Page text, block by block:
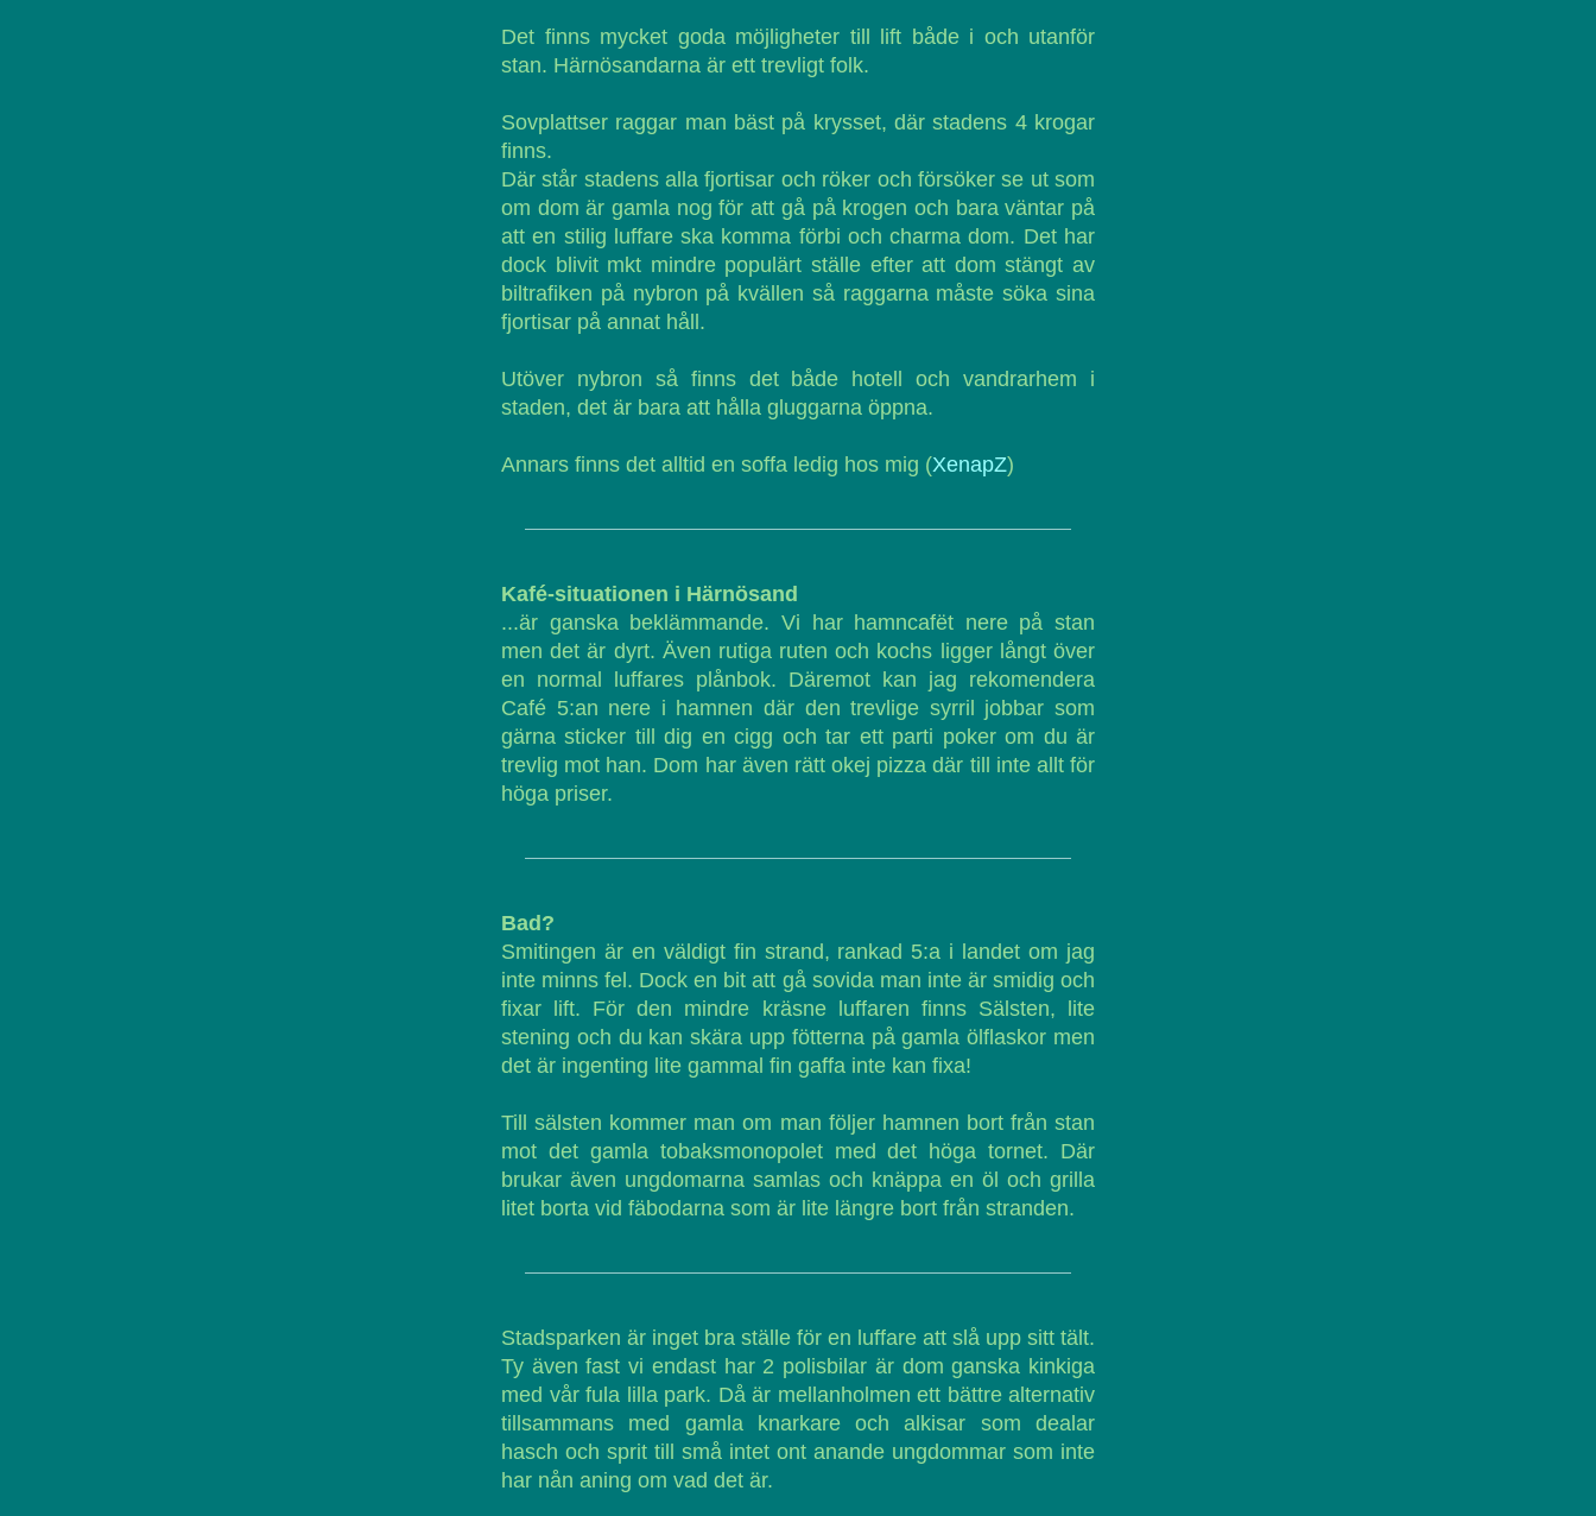
Det finns mycket goda möjligheter till lift både i och utanför
stan. Härnösandarna är ett trevligt folk.
Sovplattser raggar man bäst på krysset, där stadens 4 krogar
finns.
Där står stadens alla fjortisar och röker och försöker se ut som
om dom är gamla nog för att gå på krogen och bara väntar på
att en stilig luffare ska komma förbi och charma dom. Det har
dock blivit mkt mindre populärt ställe efter att dom stängt av
biltrafiken på nybron på kvällen så raggarna måste söka sina
fjortisar på annat håll.
Utöver nybron så finns det både hotell och vandrarhem i
staden, det är bara att hålla gluggarna öppna.
Annars finns det alltid en soffa ledig hos mig (XenapZ)
Kafé-situationen i Härnösand
...är ganska beklämmande. Vi har hamncafët nere på stan
men det är dyrt. Även rutiga ruten och kochs ligger långt över
en normal luffares plånbok. Däremot kan jag rekomendera
Café 5:an nere i hamnen där den trevlige syrril jobbar som
gärna sticker till dig en cigg och tar ett parti poker om du är
trevlig mot han. Dom har även rätt okej pizza där till inte allt för
höga priser.
Bad?
Smitingen är en väldigt fin strand, rankad 5:a i landet om jag
inte minns fel. Dock en bit att gå sovida man inte är smidig och
fixar lift. För den mindre kräsne luffaren finns Sälsten, lite
stening och du kan skära upp fötterna på gamla ölflaskor men
det är ingenting lite gammal fin gaffa inte kan fixa!
Till sälsten kommer man om man följer hamnen bort från stan
mot det gamla tobaksmonopolet med det höga tornet. Där
brukar även ungdomarna samlas och knäppa en öl och grilla
litet borta vid fäbodarna som är lite längre bort från stranden.
Stadsparken är inget bra ställe för en luffare att slå upp sitt tält.
Ty även fast vi endast har 2 polisbilar är dom ganska kinkiga
med vår fula lilla park. Då är mellanholmen ett bättre alternativ
tillsammans med gamla knarkare och alkisar som dealar
hasch och sprit till små intet ont anande ungdommar som inte
har nån aning om vad det är.